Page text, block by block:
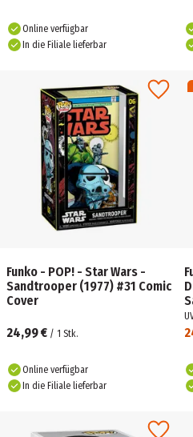
Online verfügbar
In die Filiale lieferbar
Funko - POP! - Star Wars -
Sandtrooper (1977) #31 Comic
Cover
24,99 € / 1 Stk.
Online verfügbar
In die Filiale lieferbar